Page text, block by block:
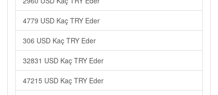
4779 USD Kaç TRY Eder
306 USD Kaç TRY Eder
32831 USD Kaç TRY Eder
47215 USD Kaç TRY Eder